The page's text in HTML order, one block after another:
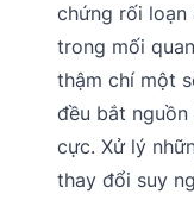
chứng rối loạn
trong mối
thậm chí một
đều bắt
cực. Xử lý
thay đổi suy